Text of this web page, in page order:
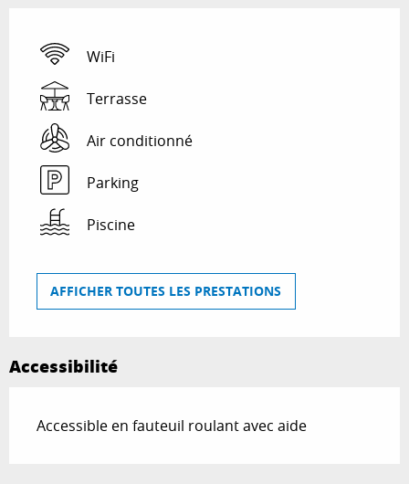
WiFi
Terrasse
Air conditionné
Parking
Piscine
AFFICHER TOUTES LES PRESTATIONS
Accessibilité
Accessible en fauteuil roulant avec aide